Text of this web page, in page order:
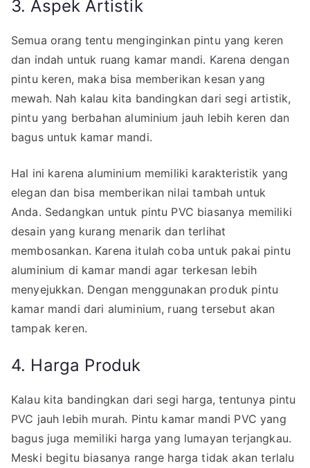
3. Aspek Artistik
Semua orang tentu menginginkan pintu yang keren
dan indah untuk ruang kamar mandi. Karena dengan
pintu keren, maka bisa memberikan kesan yang
mewah. Nah kalau kita bandingkan dari segi artistik,
pintu yang berbahan aluminium jauh lebih keren dan
bagus untuk kamar mandi.
Hal ini karena aluminium memiliki karakteristik yang
elegan dan bisa memberikan nilai tambah untuk
Anda. Sedangkan untuk pintu PVC biasanya memiliki
desain yang kurang menarik dan terlihat
membosankan. Karena itulah coba untuk pakai pintu
aluminium di kamar mandi agar terkesan lebih
menyejukkan. Dengan menggunakan produk pintu
kamar mandi dari aluminium, ruang tersebut akan
tampak keren.
4. Harga Produk
Kalau kita bandingkan dari segi harga, tentunya pintu
PVC jauh lebih murah. Pintu kamar mandi PVC yang
bagus juga memiliki harga yang lumayan terjangkau.
Meski begitu biasanya range harga tidak akan terlalu